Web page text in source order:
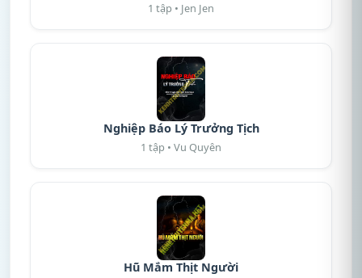
1 tập • Jen Jen
Nghiệp Báo Lý Trưởng Tịch
1 tập • Vu Quyên
Hũ Mắm Thịt Người